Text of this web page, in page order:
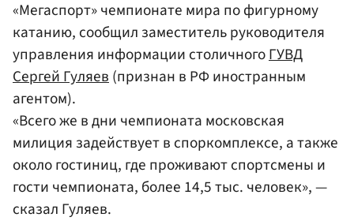
«Мегаспорт» чемпионате мира по фигурному
катанию, сообщил заместитель руководителя
управления информации столичногоГУВД
Сергей Гуляев(признан в РФ иностранным
агентом).
«Всего же в дни чемпионата московская
милиция задействует в споркомплексе, а также
около гостиниц, где проживают спортсмены и
гости чемпионата, более 14,5 тыс. человек», —
сказал Гуляев.